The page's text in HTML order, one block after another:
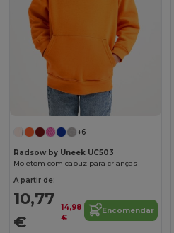
+6
Radsow by Uneek UC503
Moletom com capuz para crianças
A partir de:
10,77
€
14,98
€
Encomendar